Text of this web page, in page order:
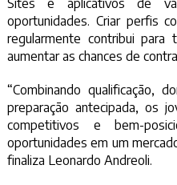
Sites e aplicativos de
oportunidades. Criar perfis
regularmente contribui
aumentar as chances de
“Combinando qualificação,
preparação antecipada, os
competitivos e bem-
oportunidades em um
finaliza Leonardo Andreoli.